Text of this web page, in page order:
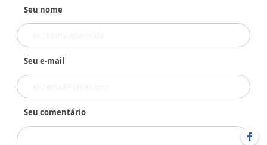
Seu nome
Seu e-mail
Seu comentário